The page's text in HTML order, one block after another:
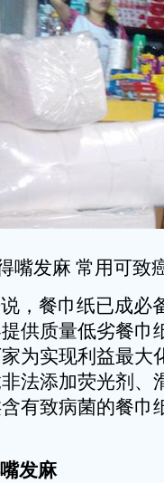
嘴发麻 常用可致
，餐巾纸已成必
供质量低劣餐巾
为实现利益最大
法添加荧光剂、
有致病菌的餐巾
发麻